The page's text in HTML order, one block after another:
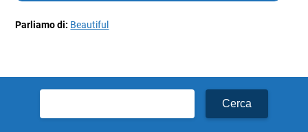
Parliamo di: Beautiful
per: